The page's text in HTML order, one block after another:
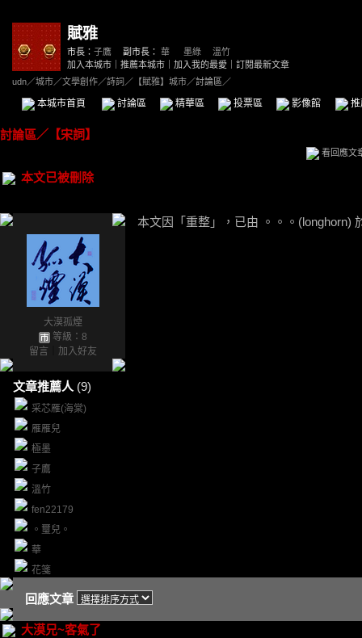
賦雅
市長： 子鷹 副市長： 華 墨綠
溫竹
加入本城市
推薦本城市 加入我的最愛
訂閱最新文章
udn／城市／文學創作／詩詞 ／ 【賦雅】城市／討論區／
本城市首頁 討論區 精華區 投票區 影像館
討論區／ 【宋詞】
看回應文
本文已被刪除
大漠孤煙
等級：8
留言
加入好友
文章推薦人 (9)
采芯雁(海棠)
雁雁兒
極墨
子鷹
溫竹
fen22179
。璽兒。
華
花箋
本文因「重整」，已由 。。。(longhorn)
回應文章
大漠兄~客氣了